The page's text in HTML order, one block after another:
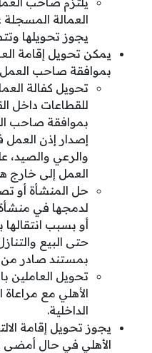
العمالة المسجلة
يجوز تحويلها
يمكن تحويل إقامة
بموافقة صاحب العمل
تحويل كفالة
للقطاعات داخل
بموافقة صاحب
إصدار إذن العمل
والرعي والصيد،
العمل إلى خارج
حل المنشأة أو
لدمجها في
أو بسبب انتقالها
حتى البيع
بمستند صادر من
تحويل العاملين
الأهلي مع
الداخلية.
يجوز تحويل إقامة
الأهلي في حال أمضى